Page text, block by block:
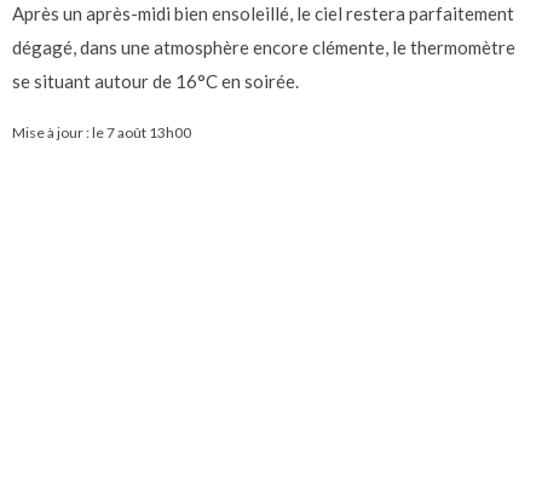
Après un après-midi bien ensoleillé, le ciel restera parfaitement
dégagé, dans une atmosphère encore clémente, le thermomètre
se situant autour de 16°C en soirée.
Mise à jour : le7 août 13h00